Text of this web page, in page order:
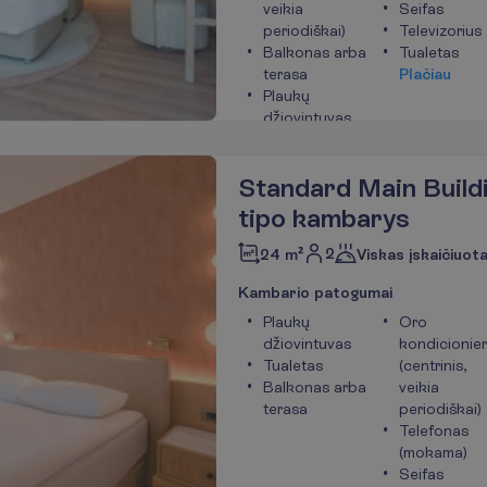
veikia
periodiškai)
Balkonas arba
terasa
Plaukų
džiovintuvas
Seifas
Televizorius
Tualetas
Plačiau
Standard Main
tipo kambarys
24 m² 2 Viskas
Kambario patogumai
Plaukų
džiovintuvas
Tualetas
Balkonas arba
terasa
Oro
(centrinis,
veikia
periodiškai)
Telefonas
(mokama)
Seifas